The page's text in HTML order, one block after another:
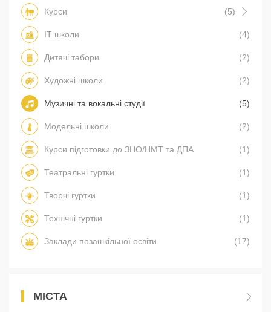
Курси (5)
IT школи (4)
Дитячі табори (2)
Художні школи (2)
Музичні та вокальні студії (5)
Модельні школи (2)
Курси підготовки до ЗНО/НМТ та ДПА (1)
Театральні гуртки (1)
Творчі гуртки (1)
Технічні гуртки (1)
Заклади позашкільної освіти (17)
МІСТА